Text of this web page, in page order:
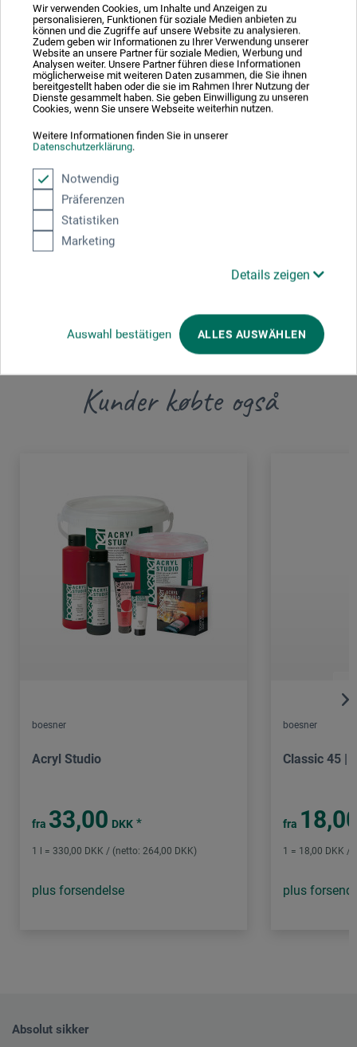
Wir verwenden Cookies, um Inhalte und Anzeigen zu
personalisieren, Funktionen für soziale Medien anbieten zu
können und die Zugriffe auf unsere Website zu analysieren.
Zudem geben wir Informationen zu Ihrer Verwendung unserer
Website an unsere Partner für soziale Medien, Werbung und
Analysen weiter. Unsere Partner führen diese Informationen
möglicherweise mit weiteren Daten zusammen, die Sie ihnen
bereitgestellt haben oder die sie im Rahmen Ihrer Nutzung der
Dienste gesammelt haben. Sie geben Einwilligung zu unseren
Cookies, wenn Sie unsere Webseite weiterhin nutzen.
Weitere Informationen finden Sie in unserer
Datenschutzerklärung.
Notwendig
Präferenzen
Statistiken
Marketing
Details zeigen
Auswahl bestätigen ALLES AUSWÄHLEN
penselspids gør det muligt at føre penslen nøjagtigt ved
signering med olie- og akrylfarver. Made in Germany.
Producent-kontakt
boesner GmbH holding + innovations
Gewerkenstr. 2
Kunder købte også
boesner
Acryl Studio
fra 33,00 DKK *
1 l = 330,00 DKK / (netto: 264,00 DKK)
plus forsendelse
boesner
Classic 45 |
fra
1 = 18,00 DKK /
plus
Absolut sikker